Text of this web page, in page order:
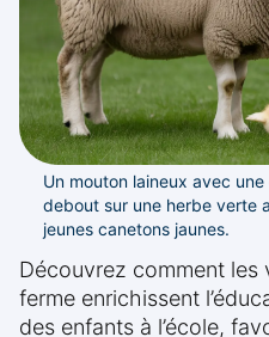
Un mouton laineux avec
debout sur une herbe verte
jeunes canetons jaunes.
Découvrez comment les
ferme enrichissent
des enfants à l’école,